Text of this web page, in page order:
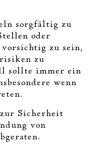
sorgfältig zu
oder
zu sein,
zu
sollte immer ein
wenn
Sicherheit
von